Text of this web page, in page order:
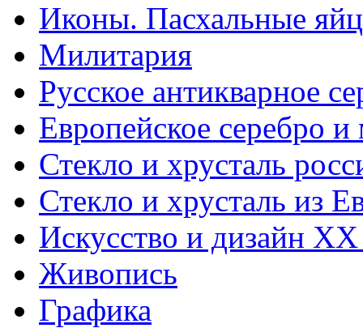
Иконы. Пасхальные
Милитария
Русское антикварное
Европейское серебро
Стекло и хрусталь
Стекло и хрусталь из
Искусство и дизайн XX
Живопись
Графика